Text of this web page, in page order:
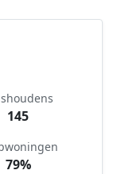
145
79%